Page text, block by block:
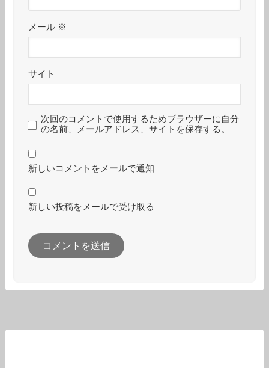
メール ※
サイト
次回のコメントで使用するためブラウザーに自分
の名前、メールアドレス、サイトを保存する。
新しいコメントをメールで通知
新しい投稿をメールで受け取る